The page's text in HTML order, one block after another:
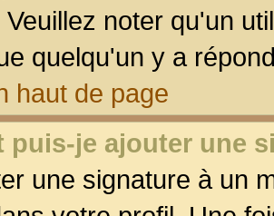
Veuillez noter qu'un
quelqu'un y a
haut de page
puis-je ajouter une
une signature à un